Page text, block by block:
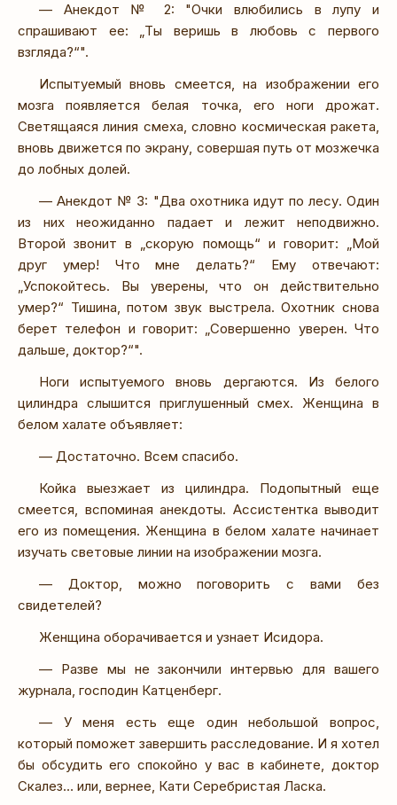
— Анекдот № 2: "Очки влюбились в лупу и
спрашивают ее: „Ты веришь в любовь с первого
взгляда?“".
Испытуемый вновь смеется, на изображении его
мозга появляется белая точка, его ноги дрожат.
Светящаяся линия смеха, словно космическая ракета,
вновь движется по экрану, совершая путь от мозжечка
до лобных долей.
— Анекдот № 3: "Два охотника идут по лесу. Один
из них неожиданно падает и лежит неподвижно.
Второй звонит в „скорую помощь“ и говорит: „Мой
друг умер! Что мне делать?“ Ему отвечают:
„Успокойтесь. Вы уверены, что он действительно
умер?“ Тишина, потом звук выстрела. Охотник снова
берет телефон и говорит: „Совершенно уверен. Что
дальше, доктор?“".
Ноги испытуемого вновь дергаются. Из белого
цилиндра слышится приглушенный смех. Женщина в
белом халате объявляет:
— Достаточно. Всем спасибо.
Койка выезжает из цилиндра. Подопытный еще
смеется, вспоминая анекдоты. Ассистентка выводит
его из помещения. Женщина в белом халате начинает
изучать световые линии на изображении мозга.
— Доктор, можно поговорить с вами без
свидетелей?
Женщина оборачивается и узнает Исидора.
— Разве мы не закончили интервью для вашего
журнала, господин Катценберг.
— У меня есть еще один небольшой вопрос,
который поможет завершить расследование. И я хотел
бы обсудить его спокойно у вас в кабинете, доктор
Скалез… или, вернее, Кати Серебристая Ласка.